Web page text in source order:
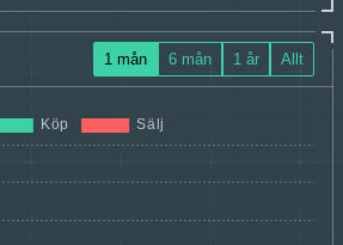
1 mån 6 mån 1 år Allt